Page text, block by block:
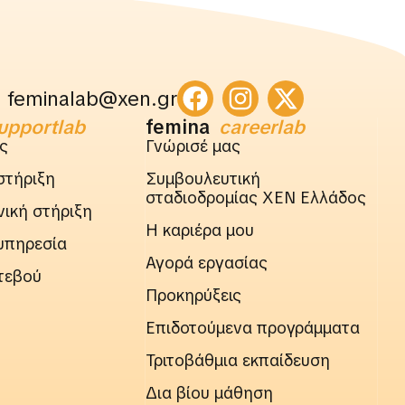
feminalab@xen.gr
στήριξη
femina careerlab
Γνώρισέ μας
Συμβουλευτική
σταδιοδρομίας ΧΕΝ Ελλάδος
Η καριέρα μου
Αγορά εργασίας
Προκηρύξεις
Επιδοτούμενα προγράμματα
Τριτοβάθμια εκπαίδευση
Δια βίου μάθηση